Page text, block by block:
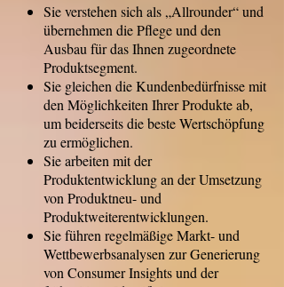
Sie verstehen sich als „Allrounder“ und
übernehmen die Pflege und den
Ausbau für das Ihnen zugeordnete
Produktsegment.
Sie gleichen die Kundenbedürfnisse mit
den Möglichkeiten Ihrer Produkte ab,
um beiderseits die beste Wertschöpfung
zu ermöglichen.
Sie arbeiten mit der
Produktentwicklung an der Umsetzung
von Produktneu- und
Produktweiterentwicklungen.
Sie führen regelmäßige Markt- und
Wettbewerbsanalysen zur Generierung
von Consumer Insights und der